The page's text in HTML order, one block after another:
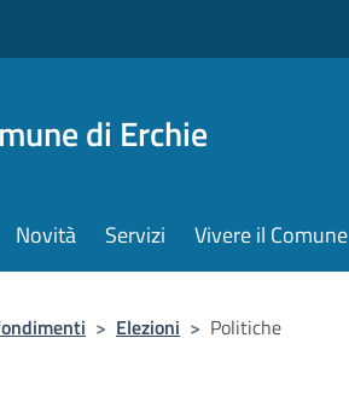
di Erchie
Novità Servizi Vivere il Comune
> Elezioni > Politiche